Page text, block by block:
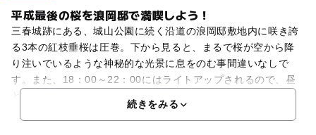
平成最後の桜を浪岡邸で満喫しよう！
三春城跡にある、城山公園に続く沿道の浪岡邸敷地内に咲き誇
る3本の紅枝垂桜は圧巻。下から見ると、まるで桜が空から降
り注いでいるような神秘的な光景に息をのむ事間違いなしで
す。また、18：00～22：00にはライトアップされるので、昼
続きをみる